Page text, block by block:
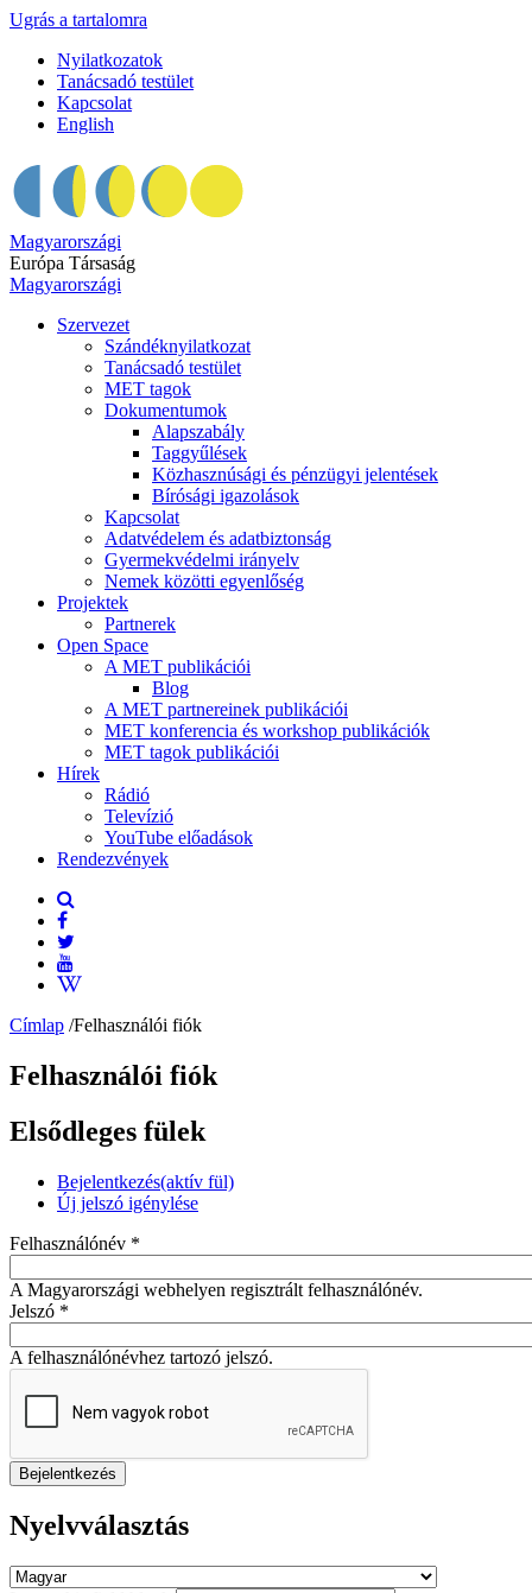
Ugrás a tartalomra
Nyilatkozatok
Tanácsadó testület
Kapcsolat
English
Magyarországi
Európa Társaság
Magyarországi
Szervezet
Szándéknyilatkozat
Tanácsadó testület
MET tagok
Dokumentumok
Alapszabály
Taggyűlések
Közhasznúsági és pénzügyi jelentések
Bírósági igazolások
Kapcsolat
Adatvédelem és adatbiztonság
Gyermekvédelmi irányelv
Nemek közötti egyenlőség
Projektek
Partnerek
Open Space
A MET publikációi
Blog
A MET partnereinek publikációi
MET konferencia és workshop publikációk
MET tagok publikációi
Hírek
Rádió
Televízió
YouTube előadások
Rendezvények
Címlap /Felhasználói fiók
Felhasználói fiók
Elsődleges fülek
Bejelentkezés(aktív fül)
Új jelszó igénylése
Felhasználónév *
A Magyarországi webhelyen regisztrált felhasználónév.
Jelszó *
A felhasználónévhez tartozó jelszó.
Nyelvválasztás